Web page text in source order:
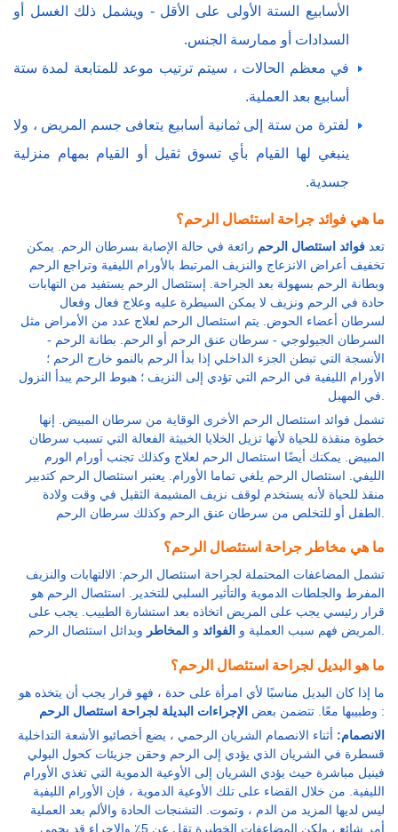
الأسابيع الستة الأولى على الأقل - ويشمل ذلك الغسل أو
السدادات أو ممارسة الجنس.
في معظم الحالات ، سيتم ترتيب موعد للمتابعة لمدة ستة
أسابيع بعد العملية.
لفترة من ستة إلى ثمانية أسابيع يتعافى جسم المريض ، ولا
ينبغي لها القيام بأي تسوق ثقيل أو القيام بمهام منزلية
جسدية.
ما هي فوائد جراحة استئصال الرحم؟
تعد فوائد استئصال الرحم رائعة في حالة الإصابة بسرطان الرحم. يمكن
تخفيف أعراض الانزعاج والنزيف المرتبط بالأورام الليفية وتراجع الرحم
وبطانة الرحم بسهولة بعد الجراحة. إستئصال الرحم يستفيد من التهابات
حادة في الرحم ونزيف لا يمكن السيطرة عليه وعلاج فعال وفعال
لسرطان أعضاء الحوض. يتم استئصال الرحم لعلاج عدد من الأمراض مثل
السرطان الجيولوجي - سرطان عنق الرحم أو الرحم. بطانة الرحم -
الأنسجة التي تبطن الجزء الداخلي إذا بدأ الرحم بالنمو خارج الرحم ؛
الأورام الليفية في الرحم التي تؤدي إلى النزيف ؛ هبوط الرحم يبدأ النزول
تشمل فوائد استئصال الرحم الأخرى الوقاية من سرطان المبيض. إنها
خطوة منقذة للحياة لأنها تزيل الخلايا الخبيثة الفعالة التي تسبب سرطان
المبيض. يمكنك أيضًا استئصال الرحم لعلاج وكذلك تجنب أورام الورم
الليفي. استئصال الرحم يلغي تماما الأورام. يعتبر استئصال الرحم كتدبير
منقذ للحياة لأنه يستخدم لوقف نزيف المشيمة الثقيل في وقت ولادة
ما هي مخاطر جراحة استئصال الرحم؟
تشمل المضاعفات المحتملة لجراحة استئصال الرحم: الالتهابات والنزيف
المفرط والجلطات الدموية والتأثير السلبي للتخدير. استئصال الرحم هو
قرار رئيسي يجب على المريض اتخاذه بعد استشارة الطبيب. يجب على
المريض فهم سبب العملية و الفوائد و المخاطر وبدائل استئصال الرحم.
ما هو البديل لجراحة استئصال الرحم؟
ما إذا كان البديل مناسبًا لأي امرأة على حدة ، فهو قرار يجب أن يتخذه هو
وطبيبها معًا. تتضمن بعض :
الانصمام: أثناء الانصمام الشريان الرحمي ، يضع أخصائيو الأشعة التداخلية
قسطرة في الشريان الذي يؤدي إلى الرحم وحقن جزيئات كحول البولي
فينيل مباشرة حيث يؤدي الشريان إلى الأوعية الدموية التي تغذي الأورام
الليفية. من خلال القضاء على تلك الأوعية الدموية ، فإن الأورام الليفية
ليس لديها المزيد من الدم ، وتموت. التشنجات الحادة والألم بعد العملية
أمر شائع ، ولكن المضاعفات الخطيرة تقل عن 5٪ والإجراء قد يحمي